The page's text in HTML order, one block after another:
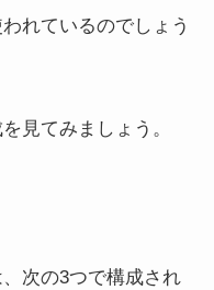
れているのでしょう
見てみましょう。
次の3つで構成され